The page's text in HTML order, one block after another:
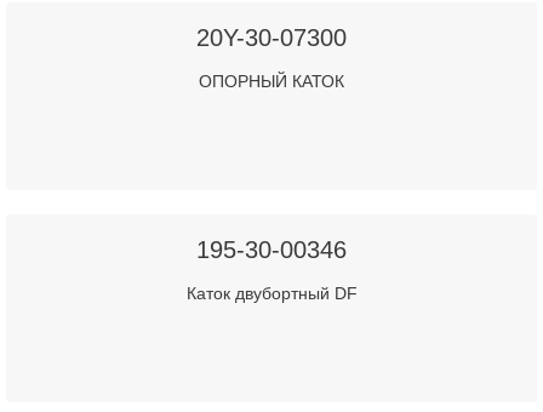
20Y-30-07300
ОПОРНЫЙ КАТОК
195-30-00346
Каток двубортный DF